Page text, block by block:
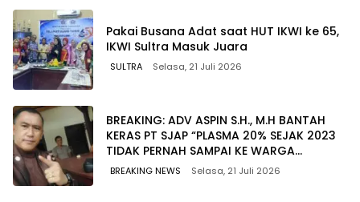
Pakai Busana Adat saat HUT IKWI ke 65,
IKWI Sultra Masuk Juara
SULTRA Selasa, 21 Juli 2026
BREAKING: ADV ASPIN S.H., M.H BANTAH
KERAS PT SJAP “PLASMA 20% SEJAK 2023
TIDAK PERNAH SAMPAI KE WARGA
WAWOONE!
BREAKING NEWS Selasa, 21 Juli 2026